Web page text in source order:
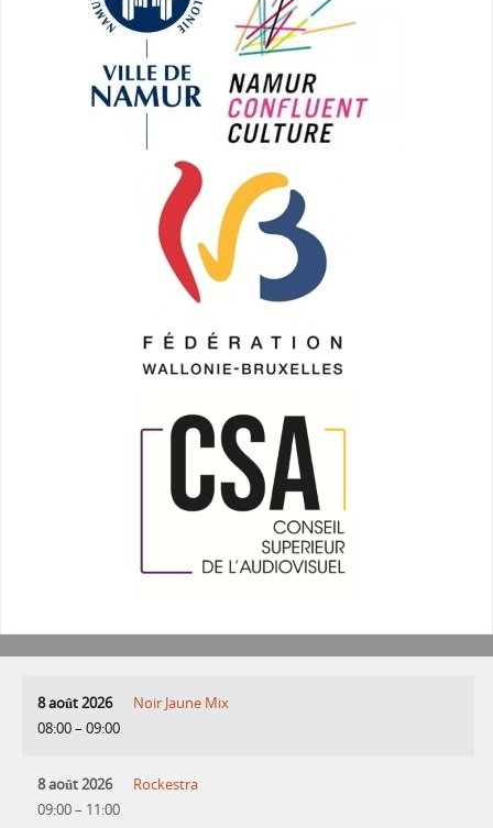
8 août 2026
08:00– 09:00
Noir Jaune Mix
8 août 2026
09:00– 11:00
Rockestra